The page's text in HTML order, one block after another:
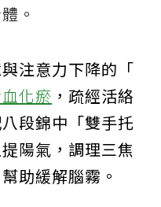
。
注意力下降的「
化瘀 ，疏經活絡
段錦中「雙手托
陽氣，調理三焦
助緩解腦霧。